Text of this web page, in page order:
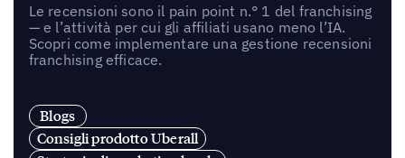
Le recensioni sono il pain point n.° 1 del franchising
— e l’attività per cui gli affiliati usano meno l’IA.
Scopri come implementare una gestione recensioni
franchising efficace.
Blogs
Consigli prodotto Uberall